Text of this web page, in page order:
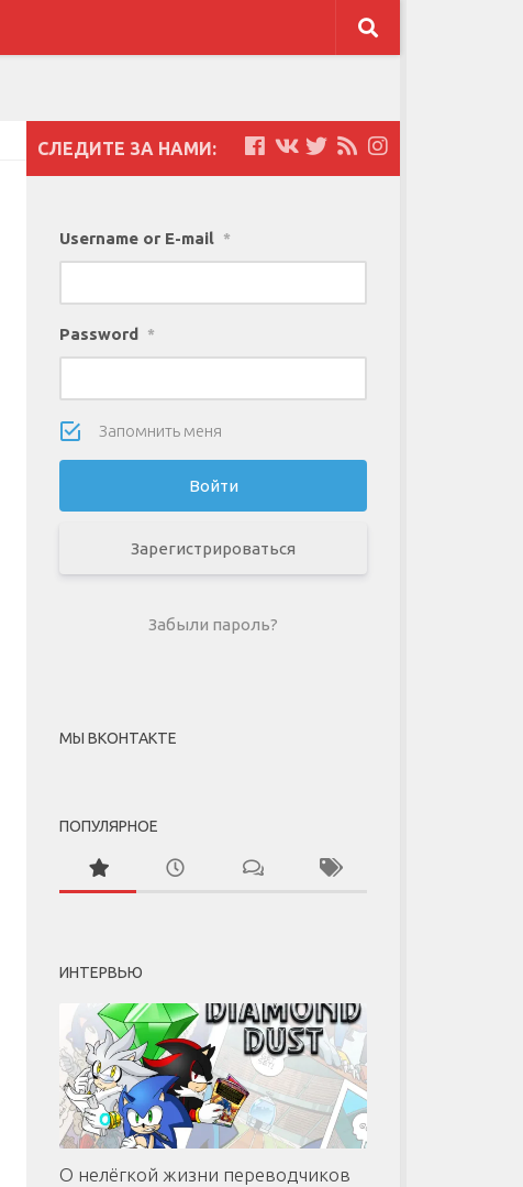
СЛЕДИТЕ ЗА НАМИ:
Username or E-mail *
Password *
Запомнить меня
Зарегистрироваться
Забыли пароль?
МЫ ВКОНТАКТЕ
ПОПУЛЯРНОЕ
ИНТЕРВЬЮ
О нелёгкой жизни переводчиков